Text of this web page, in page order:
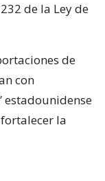
de la Ley de
de
con
estadounidense
la